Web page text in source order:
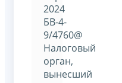
2024
БВ-4-
9/4760@
Налоговый
орган,
вынесший